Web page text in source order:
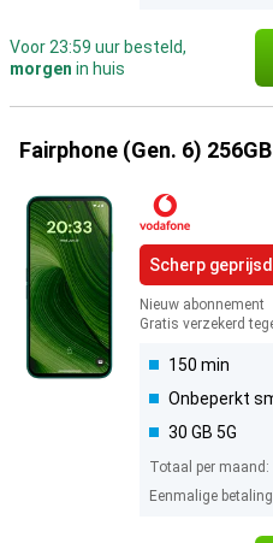
Voor 23:59 uur besteld,
morgen in huis
Fairphone (Gen. 6)
Scherp geprijsd
Nieuw abonnement
Gratis verzekerd
150 min
Onbeperkt
30 GB 5G
Totaal per maand:
Eenmalige